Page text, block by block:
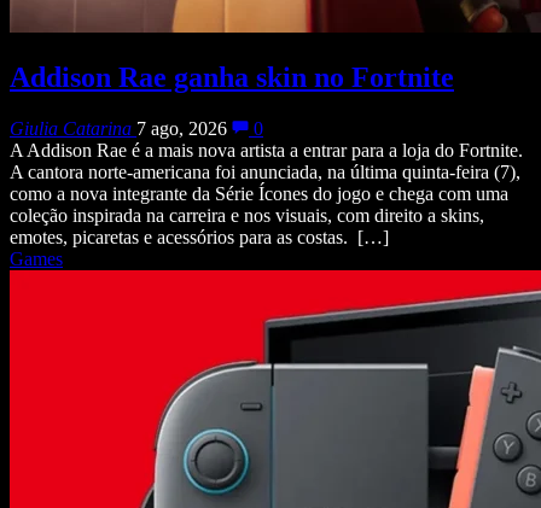
Addison Rae ganha skin no Fortnite
Giulia Catarina 7 ago, 2026
0
A Addison Rae é a mais nova artista a entrar para a loja do Fortnite.
A cantora norte-americana foi anunciada, na última quinta-feira (7),
como a nova integrante da Série Ícones do jogo e chega com uma
coleção inspirada na carreira e nos visuais, com direito a skins,
emotes, picaretas e acessórios para as costas. […]
Games